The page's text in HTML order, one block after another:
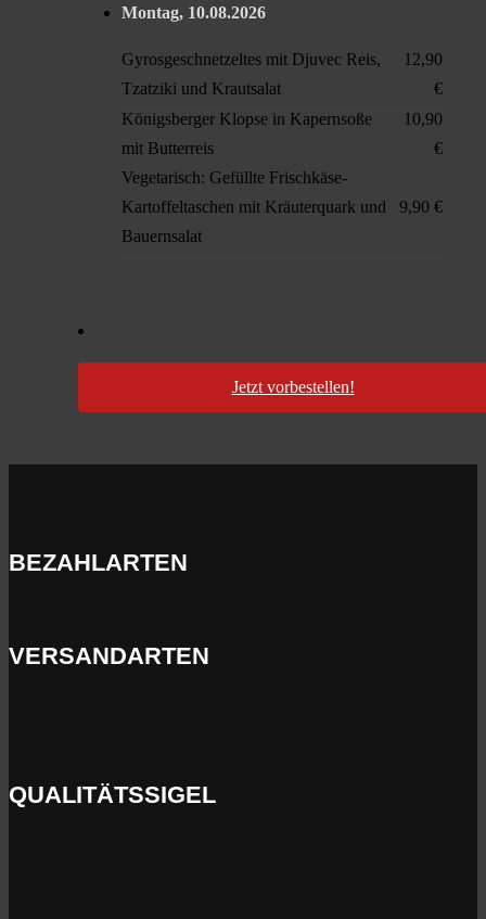
Montag, 10.08.2026
Gyrosgeschnetzeltes mit Djuvec Reis,
Tzatziki und Krautsalat
12,90
€
Königsberger Klopse in Kapernsoße
mit Butterreis
10,90
€
Vegetarisch: Gefüllte Frischkäse-
Kartoffeltaschen mit Kräuterquark und
Bauernsalat
9,90 €
Jetzt vorbestellen!
BEZAHLARTEN
VERSANDARTEN
QUALITÄTSSIGEL